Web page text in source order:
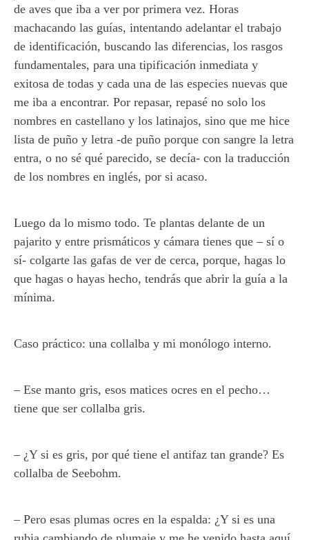
de aves que iba a ver por primera vez. Horas
machacando las guías, intentando adelantar el trabajo
de identificación, buscando las diferencias, los rasgos
fundamentales, para una tipificación inmediata y
exitosa de todas y cada una de las especies nuevas que
me iba a encontrar. Por repasar, repasé no solo los
nombres en castellano y los latinajos, sino que me hice
lista de puño y letra -de puño porque con sangre la letra
entra, o no sé qué parecido, se decía- con la traducción
de los nombres en inglés, por si acaso.
Luego da lo mismo todo. Te plantas delante de un
pajarito y entre prismáticos y cámara tienes que – sí o
sí- colgarte las gafas de ver de cerca, porque, hagas lo
que hagas o hayas hecho, tendrás que abrir la guía a la
mínima.
Caso práctico: una collalba y mi monólogo interno.
– Ese manto gris, esos matices ocres en el pecho…
tiene que ser collalba gris.
– ¿Y si es gris, por qué tiene el antifaz tan grande? Es
collalba de Seebohm.
– Pero esas plumas ocres en la espalda: ¿Y si es una